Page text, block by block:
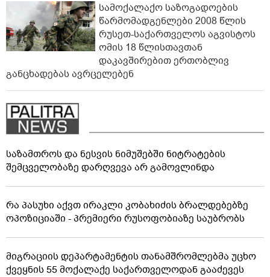
სამოქალაქო საზოგადოების
წარმომადგენლები 2008 წლის
რუსეთ-საქართველოს აგვისტოს
ომის 18 წლისთავთან
დაკავშირებით ერთობლივ
განცხადებას ავრცელებენ
საზამთროს და ნესვის ნიმუშებში ნიტრატების
შემცველობაზე დარღვევა არ გამოვლინდა
რა პასუხი აქვთ ირაკლი კობახიძის ბრალდებებზე
ოპოზიციაში - პრემიერი რუსოფობიაზე საუბრობს
მიგრაციის დეპარტამენტის თანამშრომლებმა უცხო
ქვეყნის 55 მოქალაქე საქართველოდან გააძევეს